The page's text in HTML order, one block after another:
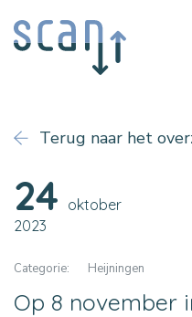
Terug naar het
24 oktober
2023
Categorie: Heijningen
Op 8 november